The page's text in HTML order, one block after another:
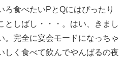
ろ食べたいPとQにはぴったり
としばし・・・。はい、きまし
。完全に宴会モードになっちゃ
しく食べて飲んでやんばるの夜